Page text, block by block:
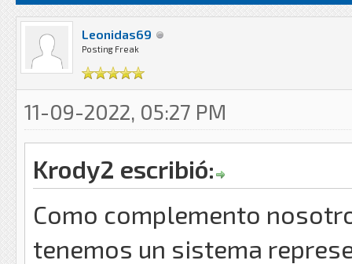
Leonidas69
Posting Freak
11-09-2022, 05:27 PM
Krody2 escribió:
Como complemento
tenemos un sistema